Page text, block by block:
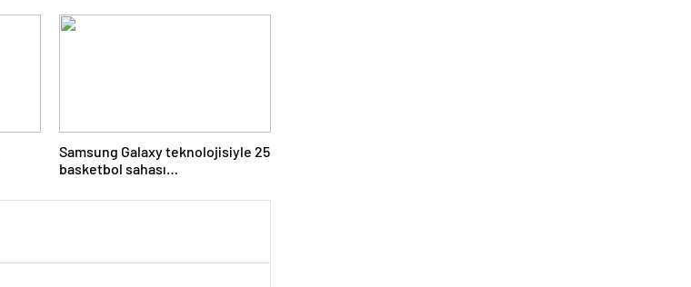
Samsung Galaxy teknolojisiyle 25
basketbol sahası
habitatı restore edildi